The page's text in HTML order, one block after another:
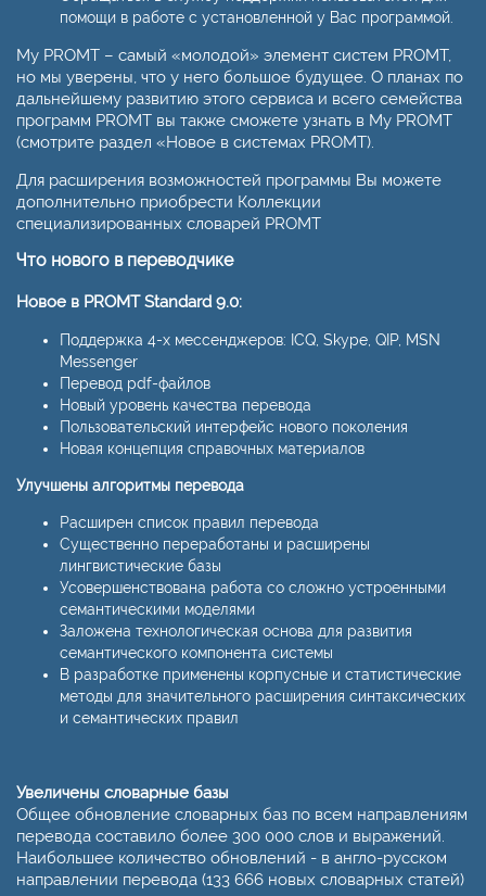
помощи в работе с установленной у Вас программой.
My PROMT – самый «молодой» элемент систем PROMT,
но мы уверены, что у него большое будущее. О планах по
дальнейшему развитию этого сервиса и всего семейства
программ PROMT вы также сможете узнать в My PROMT
(смотрите раздел «Новое в системах PROMT).
Для расширения возможностей программы Вы можете
дополнительно приобрести Коллекции
специализированных словарей PROMT
Что нового в переводчике
Новое в PROMT Standard 9.0:
Поддержка 4-х мессенджеров: ICQ, Skype, QIP, MSN
Messenger
Перевод pdf-файлов
Новый уровень качества перевода
Пользовательский интерфейс нового поколения
Новая концепция справочных материалов
Улучшены алгоритмы перевода
Расширен список правил перевода
Существенно переработаны и расширены
лингвистические базы
Усовершенствована работа со сложно устроенными
семантическими моделями
Заложена технологическая основа для развития
семантического компонента системы
В разработке применены корпусные и статистические
методы для значительного расширения синтаксических
и семантических правил
Увеличены словарные базы
Общее обновление словарных баз по всем направлениям
перевода составило более 300 000 слов и выражений.
Наибольшее количество обновлений - в англо-русском
направлении перевода (133 666 новых словарных статей)